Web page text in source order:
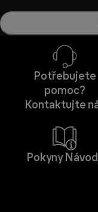
Potřebujete
pomoc?
Kontaktujte
Pokyny